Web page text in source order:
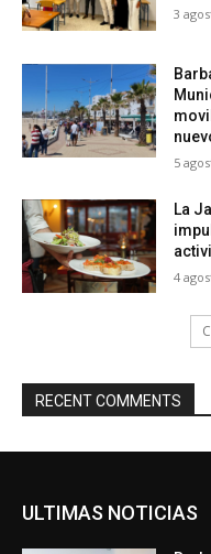
3
5
La
4
RECENT COMMENTS
ULTIMAS NOTICIAS